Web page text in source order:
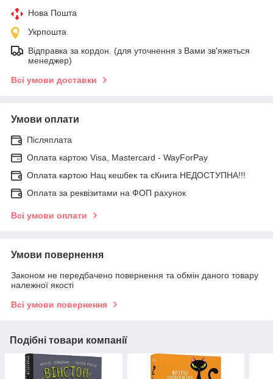
Нова Пошта
Укрпошта
Відправка за кордон. (для уточнення з Вами зв'яжеться
менеджер)
Всі умови доставки
Умови оплати
Післяплата
Оплата картою Visa, Mastercard - WayForPay
Оплата картою Нац кешбек та єКнига НЕДОСТУПНА!!!
Оплата за реквізитами на ФОП рахунок
Всі умови оплати
Умови повернення
Законом не передбачено повернення та обмін даного товару
належної якості
Всі умови повернення
Подібні товари компанії